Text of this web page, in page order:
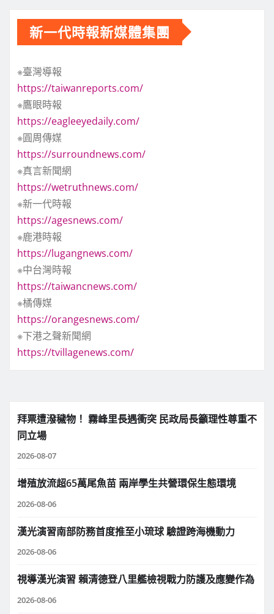
新一代時報新媒體集團
※臺灣導報
https://taiwanreports.com/
※鷹眼時報
https://eagleeyedaily.com/
※圓周傳媒
https://surroundnews.com/
※真言新聞網
https://wetruthnews.com/
※新一代時報
https://agesnews.com/
※鹿港時報
https://lugangnews.com/
※中台灣時報
https://taiwancnews.com/
※橘傳媒
https://orangesnews.com/
※下港之聲新聞網
https://tvillagenews.com/
拜票遭潑穢物！ 霧峰里長遇衝突 民政局長籲理性尊重不
同立場
2026-08-07
增殖放流超65萬尾魚苗 兩岸學生共營環保生態環境
2026-08-06
漢光演習南部防務首度推至小琉球 驗證跨海機動力
2026-08-06
視導漢光演習 賴清德登八里艦檢視戰力防護及應變作為
2026-08-06